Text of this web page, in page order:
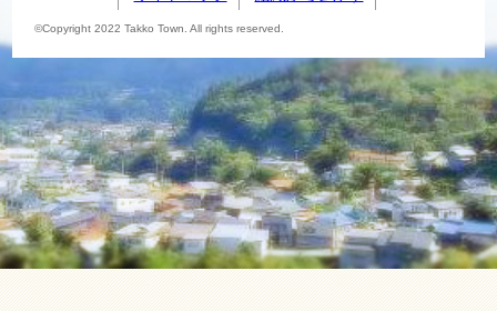
©Copyright 2022 Takko Town. All rights reserved.